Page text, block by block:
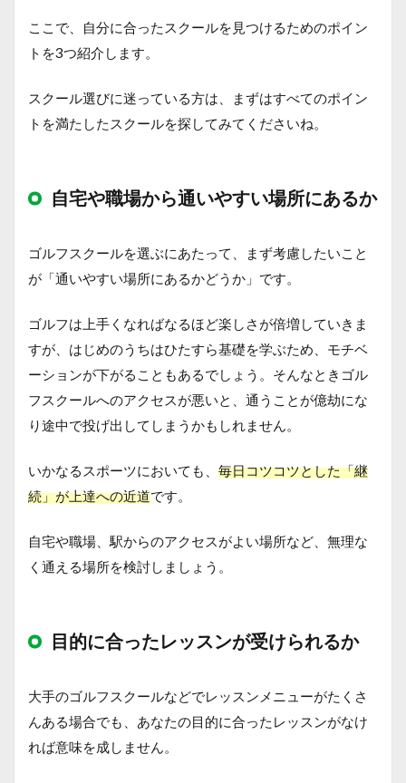
ここで、自分に合ったスクールを見つけるためのポイン
トを3つ紹介します。
スクール選びに迷っている方は、まずはすべてのポイン
トを満たしたスクールを探してみてくださいね。
自宅や職場から通いやすい場所にあるか
ゴルフスクールを選ぶにあたって、まず考慮したいこと
が「通いやすい場所にあるかどうか」です。
ゴルフは上手くなればなるほど楽しさが倍増していきま
すが、はじめのうちはひたすら基礎を学ぶため、モチベ
ーションが下がることもあるでしょう。そんなときゴル
フスクールへのアクセスが悪いと、通うことが億劫にな
り途中で投げ出してしまうかもしれません。
いかなるスポーツにおいても、 毎日コツコツとした「継
続」が上達への近道です。
自宅や職場、駅からのアクセスがよい場所など、無理な
く通える場所を検討しましょう。
目的に合ったレッスンが受けられるか
大手のゴルフスクールなどでレッスンメニューがたくさ
んある場合でも、あなたの目的に合ったレッスンがなけ
れば意味を成しません。